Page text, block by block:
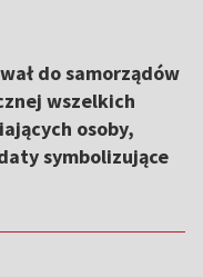
do samorządów
wszelkich
osoby,
symbolizujące